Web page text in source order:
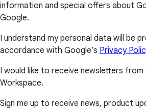
information and special offers about
Google.
I understand my personal data will be
accordance with Google’s Privacy
I would like to receive newsletters from
Workspace.
Sign me up to receive news, product